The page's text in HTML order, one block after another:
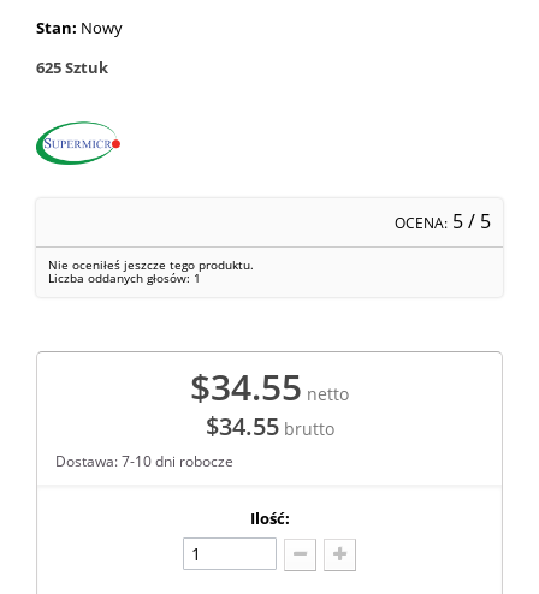
Stan: Nowy
625Sztuk
OCENA: 5/ 5
Nie oceniłeś jeszcze tego produktu.
Liczba oddanych głosów: 1
$34.55 netto
$34.55brutto
Dostawa: 7-10 dni robocze
Ilość: